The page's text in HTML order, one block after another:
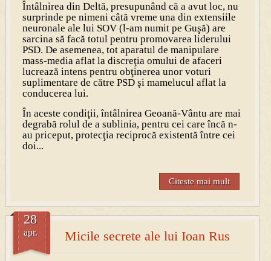
Întâlnirea din Deltă, presupunând că a avut loc, nu
surprinde pe nimeni câtă vreme una din extensiile
neuronale ale lui SOV (l-am numit pe Guşă) are
sarcina să facă totul pentru promovarea liderului
PSD. De asemenea, tot aparatul de manipulare
mass-media aflat la discreţia omului de afaceri
lucrează intens pentru obţinerea unor voturi
suplimentare de către PSD şi mamelucul aflat la
conducerea lui.
În aceste condiţii, întâlnirea Geoană-Vântu are mai
degrabă rolul de a sublinia, pentru cei care încă n-
au priceput, protecţia reciprocă existentă între cei
doi...
Citeste mai mult
Micile secrete ale lui Ioan Rus
28
apr.